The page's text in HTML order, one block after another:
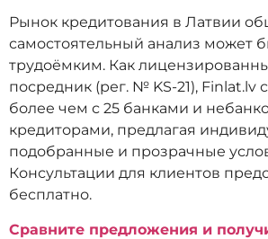
Рынок кредитования в Латвии
самостоятельный анализ может
трудоёмким. Как
посредник (рег. № KS-21), Finlat.lv
более чем с 25 банками и
кредиторами, предлагая
подобранные и прозрачные
Консультации для клиентов
бесплатно.
Сравните предложения и